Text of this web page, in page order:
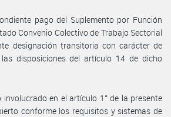
pago del Suplemento por Función
Convenio Colectivo de Trabajo Sectorial
designación transitoria con carácter de
disposiciones del artículo 14 de dicho
involucrado en el artículo 1° de la presente
conforme los requisitos y sistemas de